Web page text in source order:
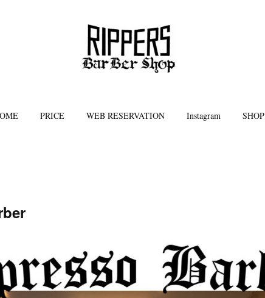
PRICE WEB RESERVATION Instagram SHOP